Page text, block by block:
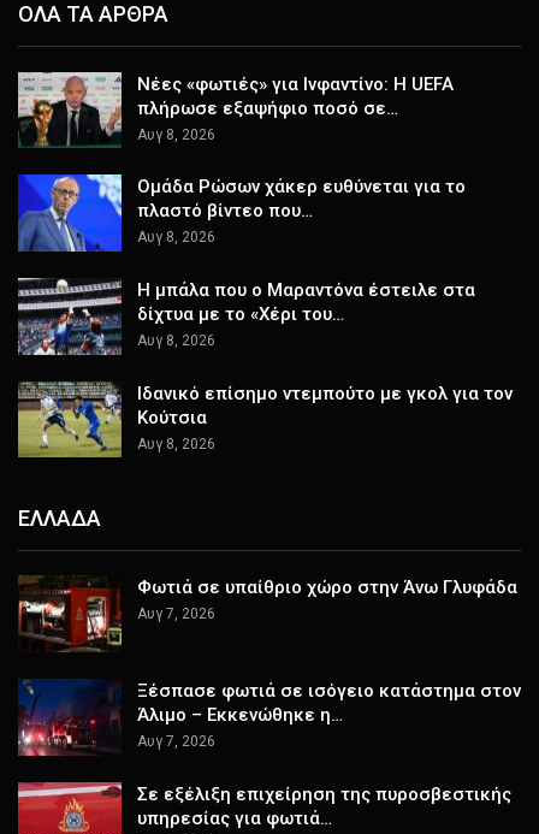
ΟΛΑ ΤΑ ΑΡΘΡΑ
Νέες «φωτιές» για Ινφαντίνο: Η UEFA
πλήρωσε εξαψήφιο ποσό σε…
Αυγ 8, 2026
Ομάδα Ρώσων χάκερ ευθύνεται για το
πλαστό βίντεο που…
Αυγ 8, 2026
Η μπάλα που ο Μαραντόνα έστειλε στα
δίχτυα με το «Χέρι του…
Αυγ 8, 2026
Ιδανικό επίσημο ντεμπούτο με γκολ για τον
Κούτσια
Αυγ 8, 2026
ΕΛΛΑΔΑ
Φωτιά σε υπαίθριο χώρο στην Άνω Γλυφάδα
Αυγ 7, 2026
Ξέσπασε φωτιά σε ισόγειο κατάστημα στον
Άλιμο – Εκκενώθηκε η…
Αυγ 7, 2026
Σε εξέλιξη επιχείρηση της πυροσβεστικής
υπηρεσίας για φωτιά…